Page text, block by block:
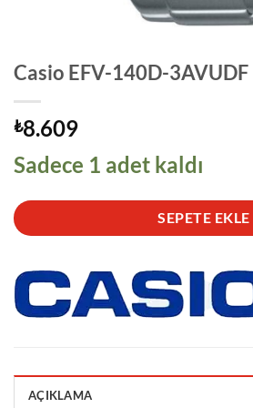
Casio EFV-140D-
₺8.609
Sadece 1 adet kaldı
SEPETE EKLE
AÇIKLAMA